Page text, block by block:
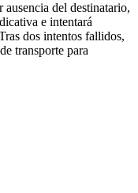
del destinatario,
e intentará
dos intentos fallidos,
transporte para